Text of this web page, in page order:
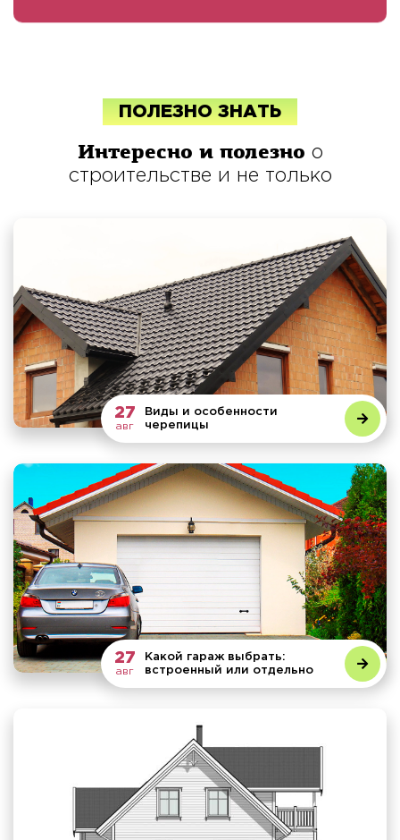
ПОЛЕЗНО ЗНАТЬ
Интересно и полезно о
строительстве и не только
27
авг
Виды и особенности
черепицы
27
авг
Какой гараж выбрать:
встроенный или отдельно